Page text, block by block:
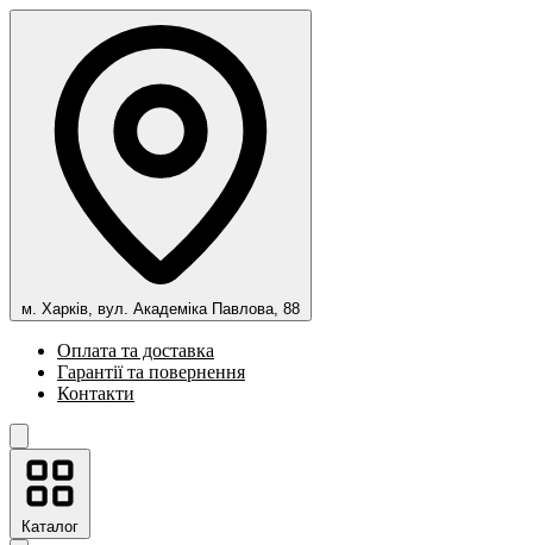
м. Харків, вул. Академіка Павлова, 88
Оплата та доставка
Гарантії та повернення
Контакти
Каталог